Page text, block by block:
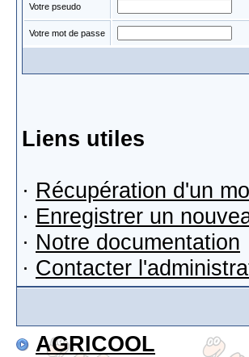
Votre pseudo
Votre mot de passe
Liens utiles
· Récupération d'un
· Enregistrer un
· Notre documentation
· Contacter
AGRICOOL